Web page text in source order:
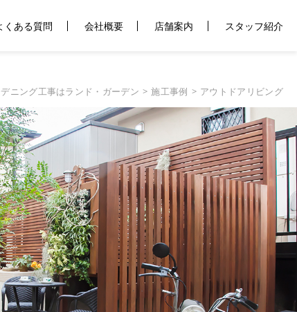
くある質問 会社概要 店舗案内 スタッフ紹介
ニング工事はランド・ガーデン 施工事例 アウトドアリビング